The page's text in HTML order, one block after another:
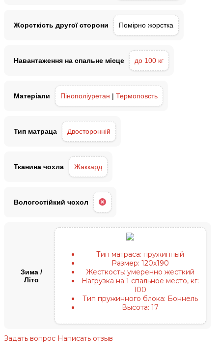
Жорсткість другої сторони Помірно жорстка
Навантаження на спальне місце до 100 кг
Матеріали Пінополіуретан | Термоповсть
Тип матраца Двосторонній
Тканина чохла Жаккард
Вологостійкий чохол
Зима /
Літо
Тип матраса: пружинный
Размер: 120х190
Жесткость: умеренно жесткий
Нагрузка на 1 спальное место, кг:
100
Тип пружинного блока: Боннель
Высота: 17
Задать вопрос Написать отзыв